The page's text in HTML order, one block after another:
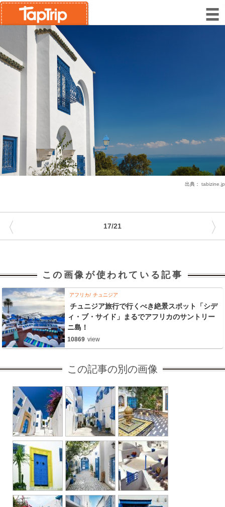
出典： tabizine.jp
17/21
〈 〉
この画像が使われている記事
アフリカ チュニジア
チュニジア旅行で行くべき絶景スポット「シデ
ィ・ブ・サイド」まるでアフリカのサントリー
ニ島！
10869 view
この記事の別の画像